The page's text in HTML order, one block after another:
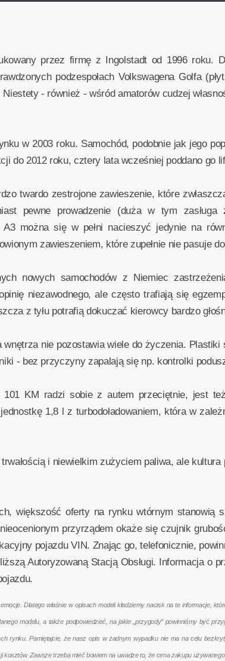
przez firmę z Ingolstadt od 1996 roku.
podzespołach Volkswagena Golfa
- również - wśród amatorów cudzej
w 2003 roku. Samochód, podobnie jak jego
do 2012 roku, cztery lata wcześniej poddano go
twardo zestrojone zawieszenie, które
pewne prowadzenie (duża w tym zasługa
A3 można się w pełni nacieszyć jedynie na
zawieszeniem, które zupełnie nie pasuje
nowych samochodów z Niemiec
niezawodnego, ale często trafiają się
z tyłu potrafią dokuczać kierowcy bardzo
wnętrza nie pozostawia wiele do życzenia.
- bez przyczyny zapalają się np. kontrolki
KM radzi sobie z autem przeciętnie, jest
1,8 l z turbodoładowaniem, która w
i niewielkim zużyciem paliwa, ale kultura
większość oferty na rynku wtórnym stanowią
przyrządem okaże się czujnik
pojazdu VIN. Znając go, telefonicznie,
Autoryzowaną Stacją Obsługi. Informacja o
Dlatego właśnie w opisach modeli kładziemy nacisk na te informacje,
modelu, a także podpowiedzieć, na jakie „przygody” powinniśmy być
rynku. Pamiętajcie, że nasz opis w żadnym wypadku nie ma na celu
Zawsze trzeba mieć bowiem na uwadze to, że cena zakupu